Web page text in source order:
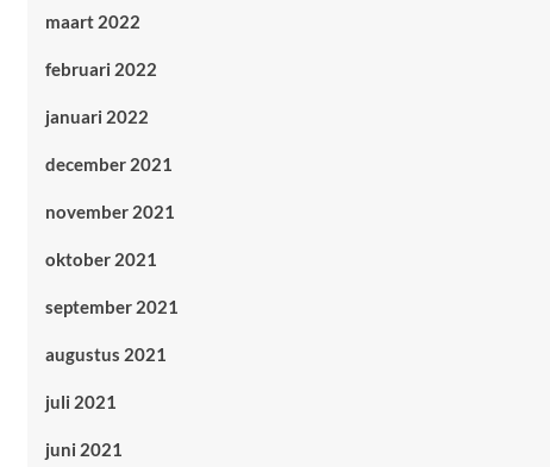
maart 2022
februari 2022
januari 2022
december 2021
november 2021
oktober 2021
september 2021
augustus 2021
juli 2021
juni 2021